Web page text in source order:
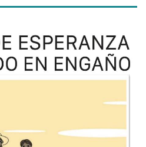
LOS SUPLEMENTOS